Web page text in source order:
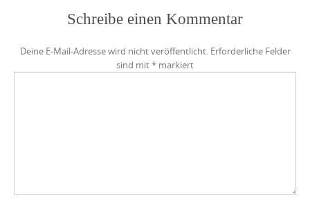
Schreibe einen Kommentar
Deine E-Mail-Adresse wird nicht veröffentlicht. Erforderliche Felder
sind mit* markiert